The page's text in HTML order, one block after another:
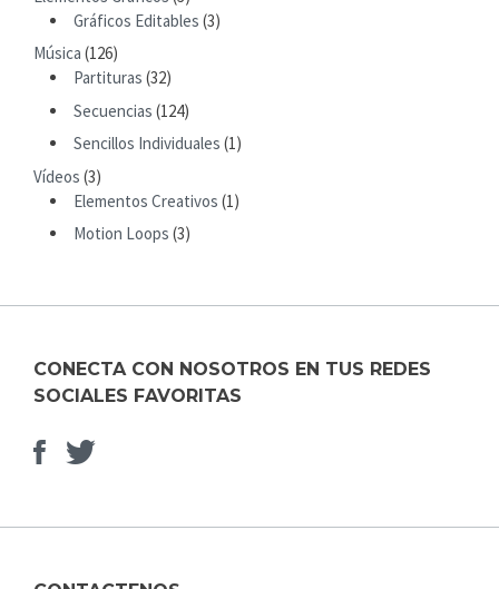
F
Gráficos Editables (3)
Música (126)
Partituras (32)
Secuencias (124)
Sencillos Individuales (1)
Vídeos (3)
Elementos Creativos (1)
Motion Loops (3)
CONECTA CON NOSOTROS EN TUS REDES
SOCIALES FAVORITAS
Facebook
Elemento